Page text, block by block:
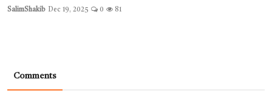
SalimShakib Dec 19, 2025 0 81
Comments